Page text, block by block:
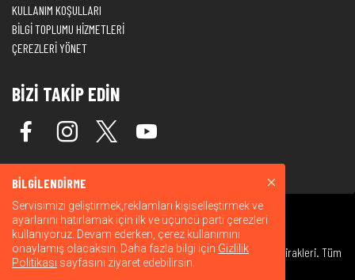
KULLANIM KOŞULLARI
BİLGİ TOPLUMU HİZMETLERİ
ÇEREZLERİ YÖNET
BİZİ TAKİP EDİN
© 2026 Warner Bros. Discovery, Inc. veya bağlı kuruluşları ve iştirakleri. Tüm
hakları saklıdır.
BİLGİLENDİRME
Servisimizi geliştirmek,reklamları kişiselleştirmek ve
ayarlarını hatırlamak için ilk ve üçüncü parti çerezleri
kullanıyoruz. Devam ederken, çerez kullanımını
onaylamış olacaksın. Daha fazla bilgi için Gizlilik
Politikası sayfasını ziyaret edebilirsin.